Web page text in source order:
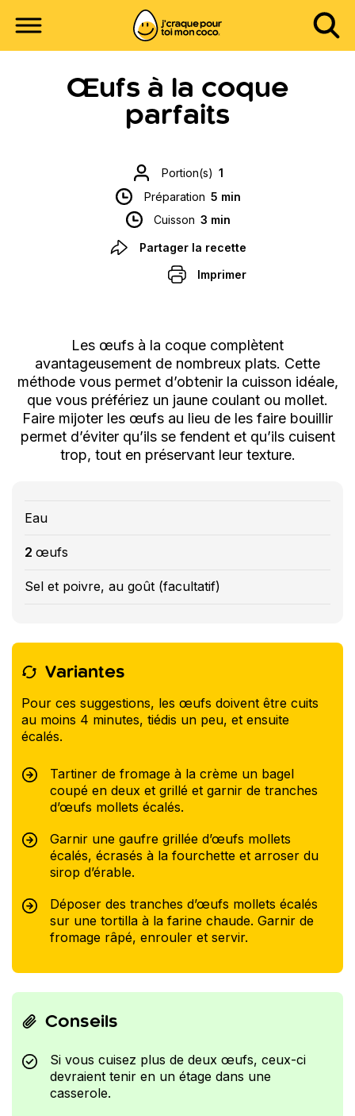
Œufs à la coque
parfaits
Portion(s) 1
Préparation 5 min
Cuisson 3 min
Partager la recette
Imprimer
Les œufs à la coque complètent
avantageusement de nombreux plats. Cette
méthode vous permet d’obtenir la cuisson idéale,
que vous préfériez un jaune coulant ou mollet.
Faire mijoter les œufs au lieu de les faire bouillir
permet d’éviter qu’ils se fendent et qu’ils cuisent
trop, tout en préservant leur texture.
Eau
2 œufs
Sel et poivre, au goût (facultatif)
Variantes
Pour ces suggestions, les œufs doivent être cuits
au moins 4 minutes, tiédis un peu, et ensuite
écalés.
Tartiner de fromage à la crème un bagel
coupé en deux et grillé et garnir de tranches
d’œufs mollets écalés.
Garnir une gaufre grillée d’œufs mollets
écalés, écrasés à la fourchette et arroser du
sirop d’érable.
Déposer des tranches d’œufs mollets écalés
sur une tortilla à la farine chaude. Garnir de
fromage râpé, enrouler et servir.
Conseils
Si vous cuisez plus de deux œufs, ceux-ci
devraient tenir en un étage dans une
casserole.